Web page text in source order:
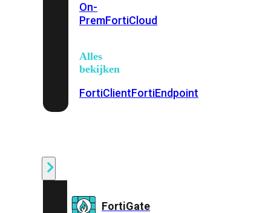
On-
PremFortiCloud
Alles
bekijken
FortiClientFortiEndpoint
FortiGate